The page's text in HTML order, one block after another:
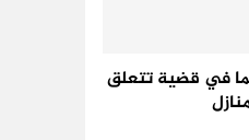
في قضية تتعلق